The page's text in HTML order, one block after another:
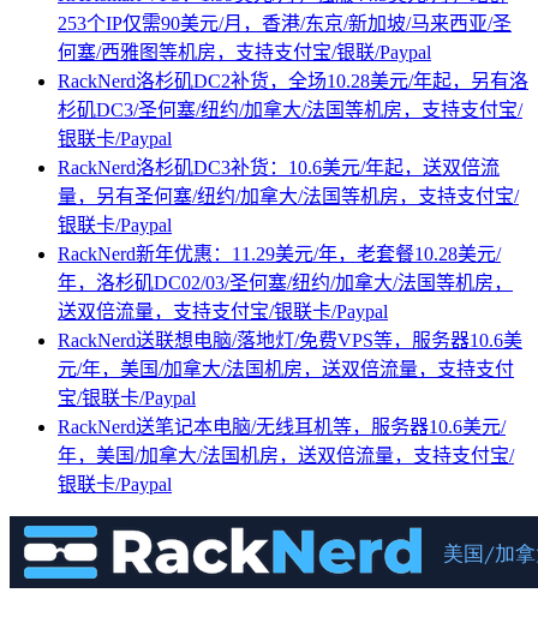
253个IP仅需90美元/月，香港/东京/新加坡/马来西亚/圣
何塞/西雅图等机房，支持支付宝/银联/Paypal
RackNerd洛杉矶DC2补货，全场10.28美元/年起，另有洛
杉矶DC3/圣何塞/纽约/加拿大/法国等机房，支持支付宝/
银联卡/Paypal
RackNerd洛杉矶DC3补货：10.6美元/年起，送双倍流
量，另有圣何塞/纽约/加拿大/法国等机房，支持支付宝/
银联卡/Paypal
RackNerd新年优惠：11.29美元/年，老套餐10.28美元/
年，洛杉矶DC02/03/圣何塞/纽约/加拿大/法国等机房，
送双倍流量，支持支付宝/银联卡/Paypal
RackNerd送联想电脑/落地灯/免费VPS等，服务器10.6美
元/年，美国/加拿大/法国机房，送双倍流量，支持支付
宝/银联卡/Paypal
RackNerd送笔记本电脑/无线耳机等，服务器10.6美元/
年，美国/加拿大/法国机房，送双倍流量，支持支付宝/
银联卡/Paypal